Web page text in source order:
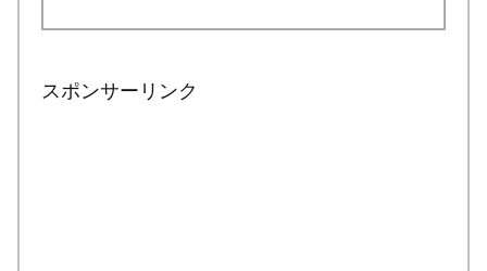
スポンサーリンク